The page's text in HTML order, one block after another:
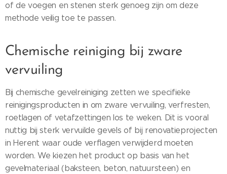
of de voegen en stenen sterk genoeg zijn om deze
methode veilig toe te passen.
Chemische reiniging bij zware
vervuiling
Bij chemische gevelreiniging zetten we specifieke
reinigingsproducten in om zware vervuiling, verfresten,
roetlagen of vetafzettingen los te weken. Dit is vooral
nuttig bij sterk vervuilde gevels of bij renovatieprojecten
in Herent waar oude verflagen verwijderd moeten
worden. We kiezen het product op basis van het
gevelmateriaal (baksteen, beton, natuursteen) en